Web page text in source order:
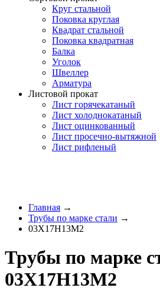
Круг стальной
Поковка круглая
Квадрат стальной
Поковка квадратная
Балка
Уголок
Швеллер
Арматура
Листовой прокат
Лист горячекатаный
Лист холоднокатаный
Лист оцинкованный
Лист просечно-вытяжной
Лист рифленый
Главная →
Трубы по марке стали →
03Х17Н13М2
Трубы по марке
03Х17Н13М2